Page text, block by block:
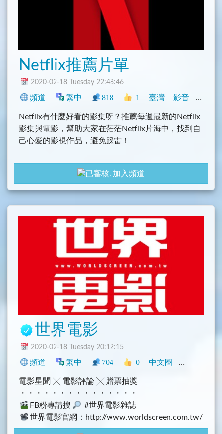
Netflix推薦片單
2020-02-18 Tuesday 22:48:46
頻道 繁中 818 1 臺灣 影音 動漫
Netflix有什麼好看的影集呀？推薦每週最新的Netflix
影集與電影，幫助大家在茫茫Netflix片海中，找到自
己心愛的影視作品，避免踩雷！
加入頻道
世界電影
2020-02-18 Tuesday 20:12:15
頻道 繁中 704 0 中文圈 香港
電影星聞 ╳ 電影評論 ╳ 贈票抽獎
・・・・・・・・・・・・・・・
FB粉專請搜
#世界電影雜誌
世界電影官網：http://www.worldscreen.com.tw/
index.php